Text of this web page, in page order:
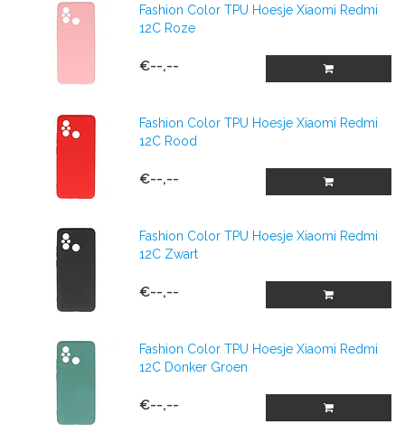
Fashion Color TPU Hoesje Xiaomi Redmi
12C Roze
€--,--
Fashion Color TPU Hoesje Xiaomi Redmi
12C Rood
€--,--
Fashion Color TPU Hoesje Xiaomi Redmi
12C Zwart
€--,--
Fashion Color TPU Hoesje Xiaomi Redmi
12C Donker Groen
€--,--